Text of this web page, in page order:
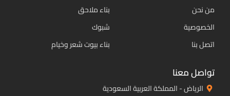
من نحن
الخصوصية
اتصل بنا
بناء ملاحق
شبوك
بناء بيوت شعر وخيام
تواصل معنا
الرياض - المملكة العربية السعودية